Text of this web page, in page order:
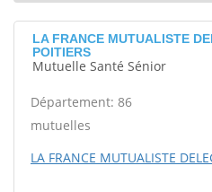
LA FRANCE MUTUALISTE
POITIERS
Mutuelle Santé Sénior
Département: 86
mutuelles
LA FRANCE MUTUALISTE